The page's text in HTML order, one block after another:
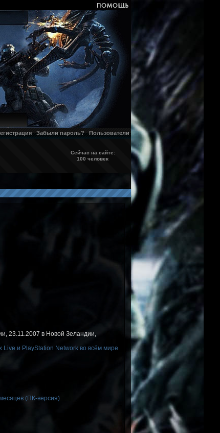
Забыли пароль? Пользователи
Сейчас на сайте:
100 человек
23.11.2007 в Новой Зеландии,
Live и PlayStation Network во всём мире
(ПК-версия)